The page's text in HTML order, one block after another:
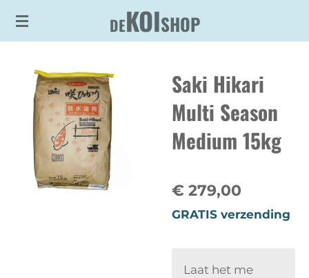
Ga
hoofdinhoud
DEKOISHOP
Saki Hikari
Multi Season
Medium 15kg
€ 279,00
GRATIS verzending
Laat het me